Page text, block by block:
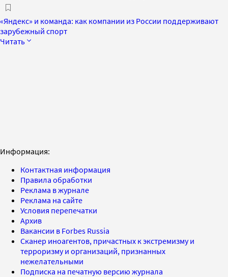
«Яндекс» и команда: как компании из России поддерживают
зарубежный спорт
Читать
Информация:
Контактная информация
Правила обработки
Реклама в журнале
Реклама на сайте
Условия перепечатки
Архив
Вакансии в Forbes Russia
Сканер иноагентов, причастных к экстремизму и
терроризму и организаций, признанных
нежелательными
Подписка на печатную версию журнала